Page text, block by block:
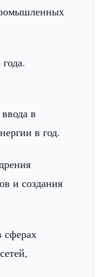
в
в год.
и создания
сферах